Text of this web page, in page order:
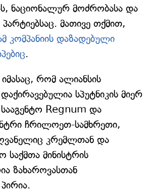
ნაციონალურ მოძრობასა და
მათივე თქმით,
კომპანიის დაზადებული
.
რომ ალიანსის
სპუტნიკის მიერ
Regnum და
ჩრილოეთ-სამხრეთი,
კრემლთან და
საქმთა მინისტრის
ზახაროვასთან